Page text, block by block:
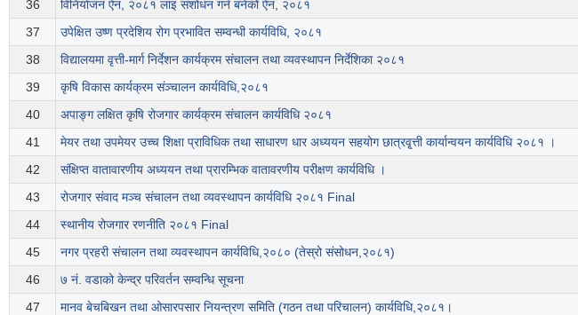
36
विनियोजन ऐन, २०८१ लाइ संशोधन गर्न बनेको ऐन, २०८१
37
उपेक्षित उष्ण प्रदेशिय रोग प्रभावित सम्वन्धी कार्यविधि, २०८१
38
विद्यालयमा वृत्ती-मार्ग निर्देशन कार्यक्रम संचालन तथा व्यवस्थापन निर्देशिका २०८१
39
कृषि विकास कार्यक्रम संञ्चालन कार्यविधि,२०८१
40
अपाङ्ग लक्षित कृषि रोजगार कार्यक्रम संचालन कार्यविधि २०८१
41
मेयर तथा उपमेयर उच्च शिक्षा प्राविधिक तथा साधारण धार अध्ययन सहयोग छात्रवृ्त्ती कार्यान्वयन कार्यविधि २०८१ ।
42
संक्षिप्त वातावारणीय अध्ययन तथा प्रारम्भिक वातावरणीय परीक्षण कार्यविधि ।
43
रोजगार संवाद मञ्च संचालन तथा व्यवस्थापन कार्यविधि २०८१ Final
44
स्थानीय रोजगार रणनीति २०८१ Final
45
नगर प्रहरी संचालन तथा व्यवस्थापन कार्यविधि,२०८० (तेस्रो संसोधन,२०८१)
46
७ नं. वडाको केन्द्र परिवर्तन सम्वन्धि सूचना
47
मानव बेचबिखन तथा ओसारपसार नियन्त्रण समिति (गठन तथा परिचालन) कार्यविधि,२०८१।